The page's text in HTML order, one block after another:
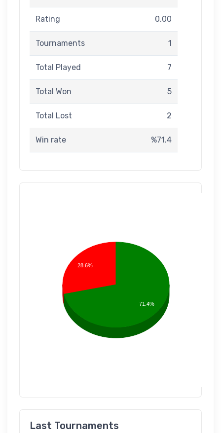
Rating 0.00
Tournaments 1
Total Played 7
Total Won 5
Total Lost 2
Win rate %71.4
28.6%
71.4%
Last Tournaments